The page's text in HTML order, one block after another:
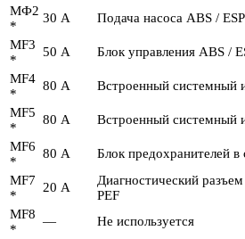
МФ2
*
30 А
Подача насоса ABS / ESP
MF3
*
50 А
Блок управления ABS /
MF4
*
80 А
Встроенный системный
MF5
*
80 А
Встроенный системный
MF6
*
80 А
Блок предохранителей в
MF7
*
20 А
Диагностический
PEF
MF8
*
—
Не используется